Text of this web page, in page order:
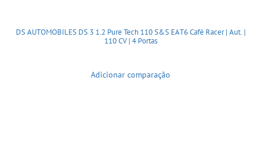
DS AUTOMOBILES DS 3 1.2 Pure Tech 110 S&S EAT6 Café Racer | Aut. |
110 CV | 4 Portas
Adicionar comparação